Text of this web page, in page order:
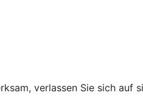
verlassen Sie sich auf